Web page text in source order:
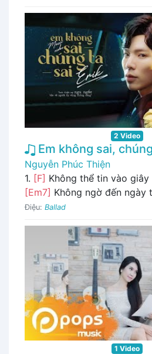
2 Video
Em không sai,
Nguyễn Phúc Thiện
1. [F] Không thể tin vào
[Em7] Không ngờ đến ngày
Điệu: Ballad
1 Video